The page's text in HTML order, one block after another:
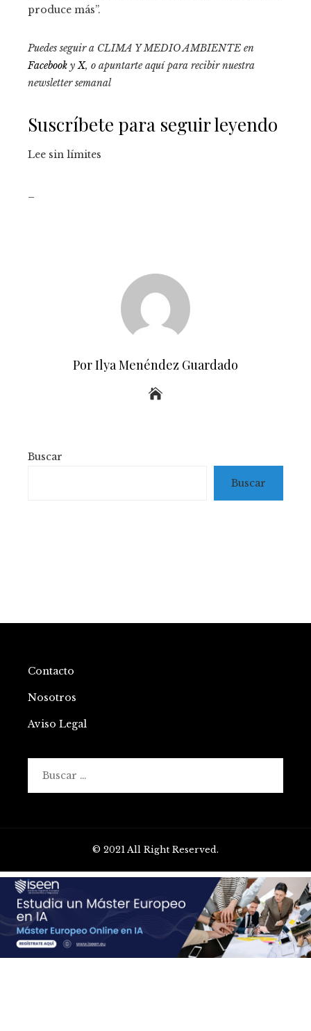
produce más”.
Puedes seguir a CLIMA Y MEDIO AMBIENTE en
Facebook yX, o apuntarte aquí para recibirnuestra
newsletter semanal
Suscríbete para seguir leyendo
Lee sin límites
Por Ilya Menéndez Guardado
Buscar
Buscar
Contacto
Nosotros
Aviso Legal
© 2021 All Right Reserved.